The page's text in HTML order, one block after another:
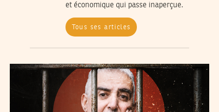
et économique qui passe inaperçue.
Tous ses articles